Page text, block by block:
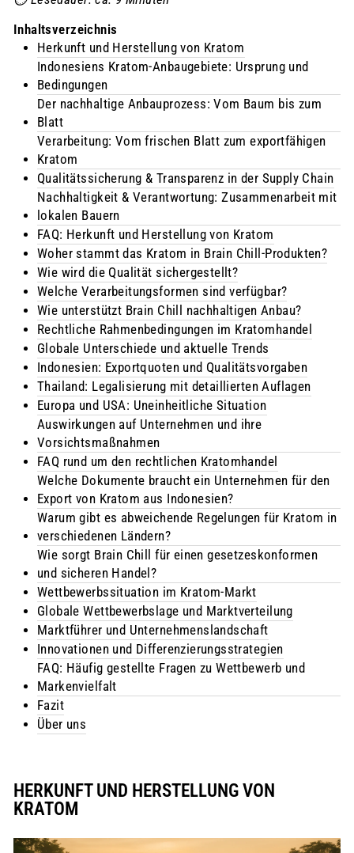
Inhaltsverzeichnis
Herkunft und Herstellung von Kratom
Indonesiens Kratom-Anbaugebiete: Ursprung und
Bedingungen
Der nachhaltige Anbauprozess: Vom Baum bis zum
Blatt
Verarbeitung: Vom frischen Blatt zum exportfähigen
Kratom
Qualitätssicherung & Transparenz in der Supply Chain
Nachhaltigkeit & Verantwortung: Zusammenarbeit mit
lokalen Bauern
FAQ: Herkunft und Herstellung von Kratom
Woher stammt das Kratom in Brain Chill-Produkten?
Wie wird die Qualität sichergestellt?
Welche Verarbeitungsformen sind verfügbar?
Wie unterstützt Brain Chill nachhaltigen Anbau?
Rechtliche Rahmenbedingungen im Kratomhandel
Globale Unterschiede und aktuelle Trends
Indonesien: Exportquoten und Qualitätsvorgaben
Thailand: Legalisierung mit detaillierten Auflagen
Europa und USA: Uneinheitliche Situation
Auswirkungen auf Unternehmen und ihre
Vorsichtsmaßnahmen
FAQ rund um den rechtlichen Kratomhandel
Welche Dokumente braucht ein Unternehmen für den
Export von Kratom aus Indonesien?
Warum gibt es abweichende Regelungen für Kratom in
verschiedenen Ländern?
Wie sorgt Brain Chill für einen gesetzeskonformen
und sicheren Handel?
Wettbewerbssituation im Kratom-Markt
Globale Wettbewerbslage und Marktverteilung
Marktführer und Unternehmenslandschaft
Innovationen und Differenzierungsstrategien
FAQ: Häufig gestellte Fragen zu Wettbewerb und
Markenvielfalt
Fazit
Über uns
HERKUNFT UND HERSTELLUNG VON
KRATOM